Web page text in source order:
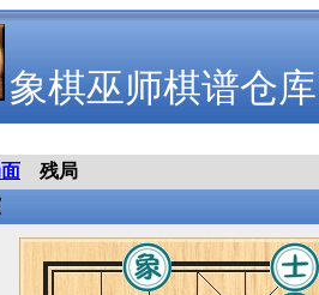
象棋巫师棋谱仓库
残局